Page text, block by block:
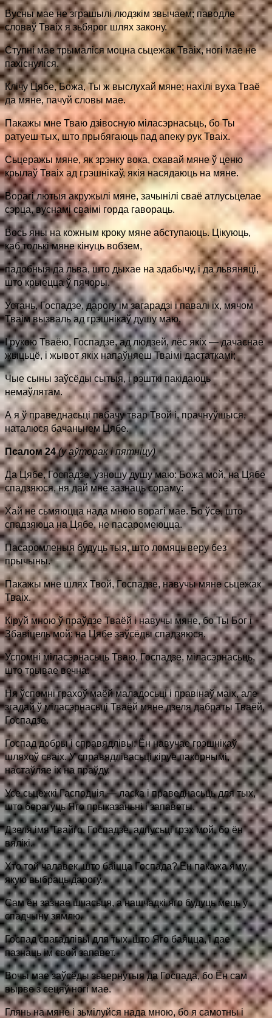
Вусны мае не зграшылі людзкім звычаем; паводле
словаў Тваіх я зьбярог шлях закону.
Ступні мае трымаліся моцна сьцежак Тваіх, ногі мае не
пахіснуліся.
Клічу Цябе, Божа, Ты ж выслухай мяне; нахілі вуха Тваё
да мяне, пачуй словы мае.
Пакажы мне Тваю дзівосную міласэрнасьць, бо Ты
ратуеш тых, што прыбягаюць пад апеку рук Тваіх.
Сьцеражы мяне, як зрэнку вока, схавай мяне ў ценю
крылаў Тваіх ад грэшнікаў, якія насядаюць на мяне.
Ворагі лютыя акружылі мяне, зачынілі сваё атлусьцелае
сэрца, вуснамі сваімі горда гавораць.
Вось яны на кожным кроку мяне абступаюць. Цікуюць,
каб толькі мяне кінуць вобзем,
падобныя да льва, што дыхае на здабычу, і да львяняці,
што крыецца ў пячоры.
Устань, Госпадзе, дарогу ім загарадзі і павалі іх, мячом
Тваім вызваль ад грэшнікаў душу маю,
І рукою Тваёю, Госпадзе, ад людзей, лёс якіх — дачаснае
жыцьцё, і жывот якіх напаўняеш Тваімі дастаткамі;
Чые сыны заўсёды сытыя, і рэшткі пакідаюць
немаўлятам.
А я ў праведнасьці пабачу твар Твой і, прачнуўшыся,
наталюся бачаньнем Цябе.
Псалом 24 (у аўторак і пятніцу)
Да Цябе, Госпадзе, узношу душу маю: Божа мой, на Цябе
спадзяюся, ня дай мне зазнаць сораму:
Хай не сьмяюцца нада мною ворагі мае. Бо ўсе, што
спадзяюца на Цябе, не пасаромеюцца.
Пасаромленыя будуць тыя, што ломяць веру без
прычыны.
Пакажы мне шлях Твой, Госпадзе, навучы мяне сьцежак
Тваіх.
Кіруй мною ў праўдзе Тваёй і навучы мяне, бо Ты Бог і
Збавіцель мой: на Цябе заўсёды спадзяюся.
Успомні міласэрнасьць Тваю, Госпадзе, міласэрнасьць,
што трывае вечна.
Ня ўспомні грахоў маёй маладосьці і правінаў маіх, але
згадай ў міласэрнасьці Тваёй мяне дзеля дабраты Тваёй,
Госпадзе.
Госпад добры і справядлівы: Ён навучае грэшнікаў
шляхоў сваіх. У справядлівасьці кіруе пакорнымі,
настаўляе іх на праўду.
Усе сьцежкі Гасподнія — ласка і праведнасьць для тых,
што берагуць Яго прыказаньні і запаветы.
Дзеля імя Твайго, Госпадзе, адпусьці грэх мой, бо ён
вялікі.
Хто той чалавек, што баіцца Госпада? Ён пакажа яму,
якую выбраць дарогу.
Сам ён зазнае шчасьця, а нашчадкі яго будуць мець у
спадчыну зямлю.
Госпад спагадлівы для тых, што Яго баяцца, і дае
пазнаць ім свой запавет.
Вочы мае заўсёды зьвернутыя да Госпада, бо Ён сам
вырве з сецяў ногі мае.
Глянь на мяне і зьмілуйся нада мною, бо я самотны і